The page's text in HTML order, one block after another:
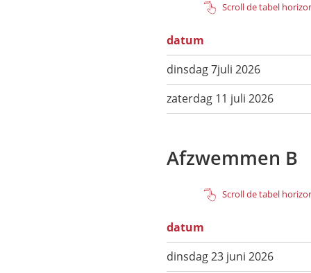
Scroll de tabel
datum
dinsdag 7juli 2026
zaterdag 11 juli 2026
Afzwemmen B
Scroll de tabel
datum
dinsdag 23 juni 2026